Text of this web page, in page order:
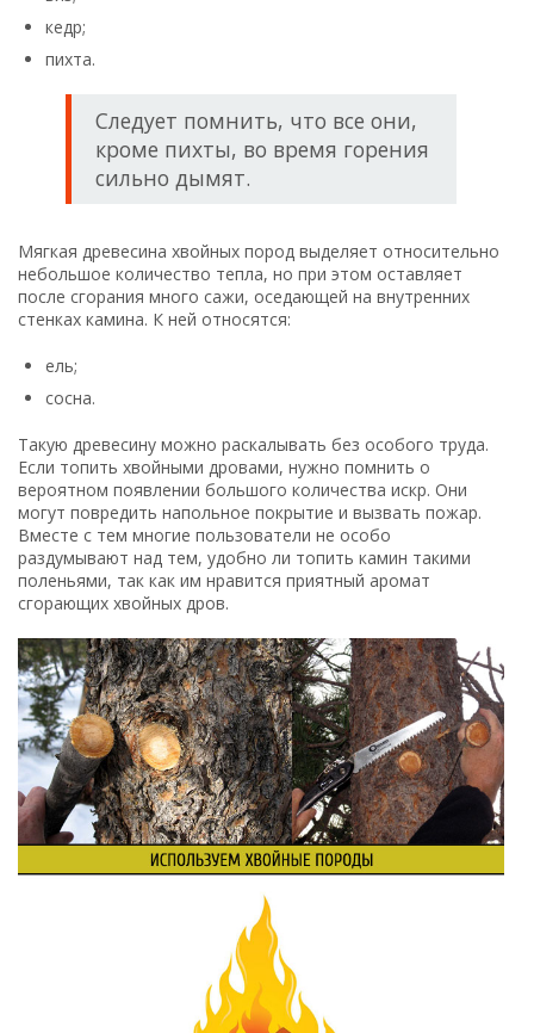
кедр;
пихта.
Следует помнить, что все они,
кроме пихты, во время горения
сильно дымят.
Мягкая древесина хвойных пород выделяет относительно
небольшое количество тепла, но при этом оставляет
после сгорания много сажи, оседающей на внутренних
стенках камина. К ней относятся:
ель;
сосна.
Такую древесину можно раскалывать без особого труда.
Если топить хвойными дровами, нужно помнить о
вероятном появлении большого количества искр. Они
могут повредить напольное покрытие и вызвать пожар.
Вместе с тем многие пользователи не особо
раздумывают над тем, удобно ли топить камин такими
поленьями, так как им нравится приятный аромат
сгорающих хвойных дров.